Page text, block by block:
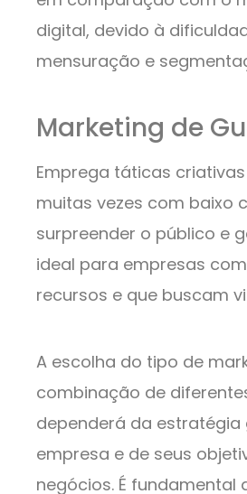
digital, devido à
mensuração e
Marketing de
Emprega táticas
muitas vezes com baixo
surpreender o público e
ideal para empresas
recursos e que buscam
A escolha do tipo de
combinação de
dependerá da estratégia
empresa e de seus
negócios. É fundamental